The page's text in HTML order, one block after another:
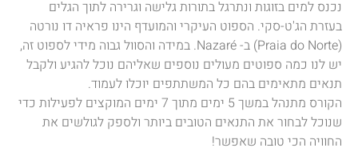
נכנס למים בזוגות ונתרגל בתורות גלישה וגרירה לתוך הגלים
בעזרת הג'ט-סקי. הספוט העיקרי והמועדף הינו פראיה דו נורטה
(Praia do Norte) ב- Nazaré. במידה והסוול גבוה מידי לספוט זה,
יש לנו כמה ספוטים מעולים נוספים שאליהם נוכל להגיע ולקבל
תנאים מתאימים בהם כל המשתתפים יוכלו לעמוד.
הקורס מתנהל במשך 5 ימים מתוך 7 ימים המוקצים לפעילות כדי
שנוכל לבחור את התנאים הטובים ביותר ולספק לגולשים את
החוויה הכי טובה שאפשר!